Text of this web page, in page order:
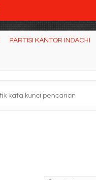
PARTISI KANTOR INDACHI